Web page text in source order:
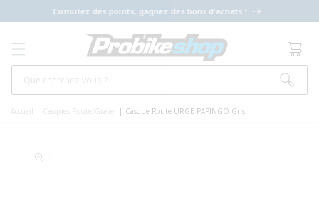
ET PASSER
AU
Cumulez des points, gagnez des bons d'achats !
Que cherchez-vous ?
Panier
Accueil | Casques Route/Gravel | Casque Route URGE PAPINGO Gris